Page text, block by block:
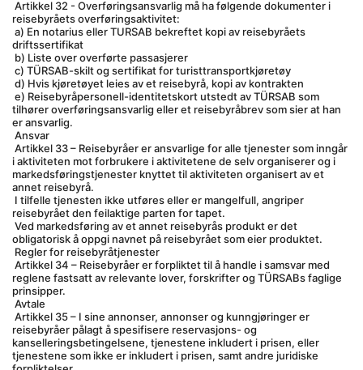
reisebyråets overføringsaktivitet:
driftssertifikat
b) Liste over overførte passasjerer
c) TÜRSAB-skilt og sertifikat for turisttransportkjøretøy
d) Hvis kjøretøyet leies av et reisebyrå, kopi av kontrakten
tilhører overføringsansvarlig eller et reisebyråbrev som sier at han
er ansvarlig.
Ansvar
i aktiviteten mot forbrukere i aktivitetene de selv organiserer og i
markedsføringstjenester knyttet til aktiviteten organisert av et
annet reisebyrå.
reisebyrået den feilaktige parten for tapet.
obligatorisk å oppgi navnet på reisebyrået som eier produktet.
Regler for reisebyråtjenester
reglene fastsatt av relevante lover, forskrifter og TÜRSABs faglige
prinsipper.
Avtale
reisebyråer pålagt å spesifisere reservasjons- og
kanselleringsbetingelsene, tjenestene inkludert i prisen, eller
tjenestene som ikke er inkludert i prisen, samt andre juridiske